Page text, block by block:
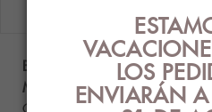
Bañador deportivo corto
Monogram en color kaki.
Composición: 100%
LOS
ENVIARÁN A